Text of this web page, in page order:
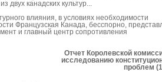
канадских культур...
влияния, в условиях необходимости
Французская Канада, бесспорно,
и главный центр сопротивления
Отчет Королевской
исследованию
проблем